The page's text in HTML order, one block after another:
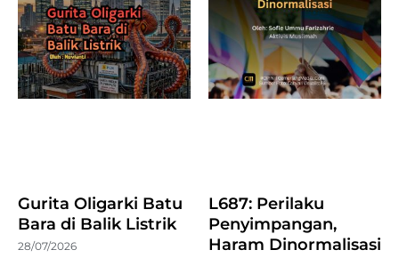
Gurita Oligarki Batu
Bara di Balik Listrik
28/07/2026
L687: Perilaku
Penyimpangan,
Haram Dinormalisasi